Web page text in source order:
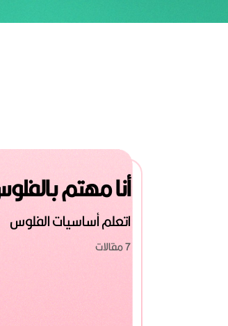
أنا مهتم
اتعلم أساسيات الفلوس
7 مقالات